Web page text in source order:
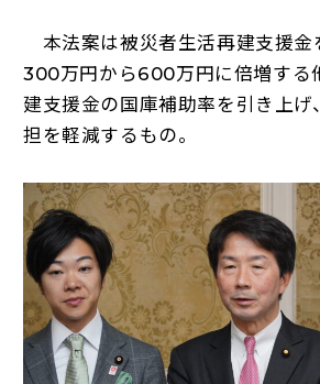
本法案は被災者生活再建支援金
300万円から600万円に倍増する
建支援金の国庫補助率を引き上げ
担を軽減するもの。